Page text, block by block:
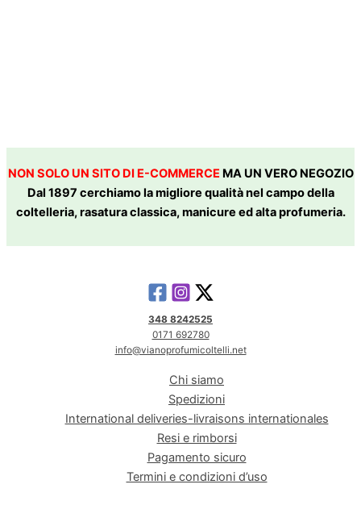
NON SOLO UN SITO DI E-COMMERCE MA UN VERO NEGOZIO
Dal 1897 cerchiamo la migliore qualità nel campo della
coltelleria, rasatura classica, manicure ed alta profumeria.
348 8242525
0171 692780
info@vianoprofumicoltelli.net
Chi siamo
Spedizioni
International deliveries-livraisons internationales
Resi e rimborsi
Pagamento sicuro
Termini e condizioni d’uso